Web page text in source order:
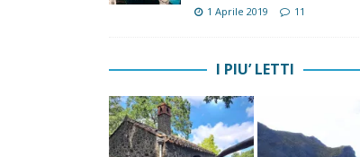
1 Aprile 2019 11
I PIU’ LETTI